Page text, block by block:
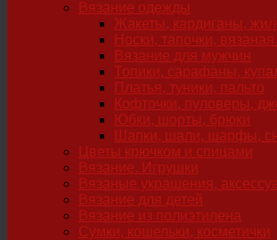
Вязание одежды
Жакеты, кардиганы,
Носки, тапочки,
Вязание для мужчин
Топики, сарафаны,
Платья, туники, пальто
Кофточки, пуловеры,
Юбки, шорты, брюки
Шапки, шали, шарфы,
Цветы крючком и спицами
Вязание. Игрушки
Вязаные украшения,
Вязание для детей
Вязание из полиэтилена
Сумки, кошельки, косметички